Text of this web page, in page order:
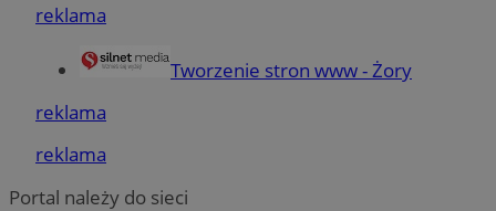
reklama
Tworzenie stron www - Żory
reklama
reklama
Portal należy do sieci
__cf_bm
.temu.com